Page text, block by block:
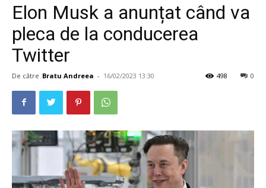
Elon Musk a anunțat când va
pleca de la conducerea
Twitter
De către Bratu Andreea - 16/02/2023 13:30 0
498